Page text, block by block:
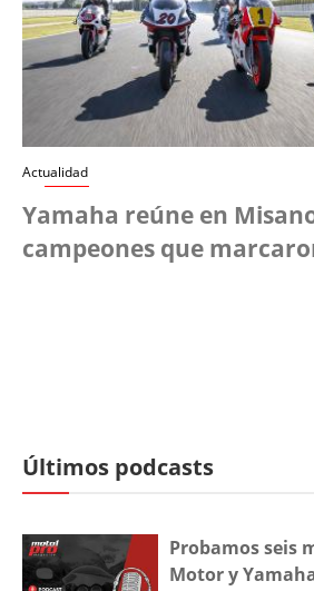
Actualidad
Yamaha reúne en
campeones que
Últimos podcasts
Probamos seis
Motor y